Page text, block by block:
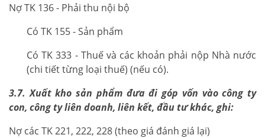
Nợ TK 136 - Phải thu nội bộ
Có TK 155 - Sản phẩm
Có TK 333 - Thuế và các khoản phải nộp Nhà nước
(chi tiết từng loại thuế) (nếu có).
3.7. Xuất kho sản phẩm đưa đi góp vốn vào công ty
con, công ty liên doanh, liên kết, đầu tư khác, ghi:
Nợ các TK 221, 222, 228 (theo giá đánh giá lại)